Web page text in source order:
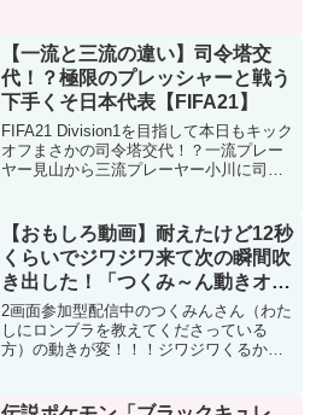
【一流と三流の違い】司令塔交
代！？極限のプレッシャーと戦う
下手くそ日本代表【FIFA21】
FIFA21 Division1を目指して本日もキック
オフまさかの司令塔交代！？一流プレー
ヤー見山から三流プレーヤー小川に司令
レイしていたら負けるよりも前にサイコ
パス見...
【おもしろ動画】耐えたけど12秒
くらいでジワジワ来て次の瞬間吹
き出した！「つくみ～ん動きオモ
ロ」 #スプラトゥーン3 #shorts
2画面参加型配信中のつくみんさん（わた
しにロンブラを教えてくださっている
方）の動きが変！！！ジワジワくるから
_dkbaSM5BF8 投稿者 あまつかぜちゃん